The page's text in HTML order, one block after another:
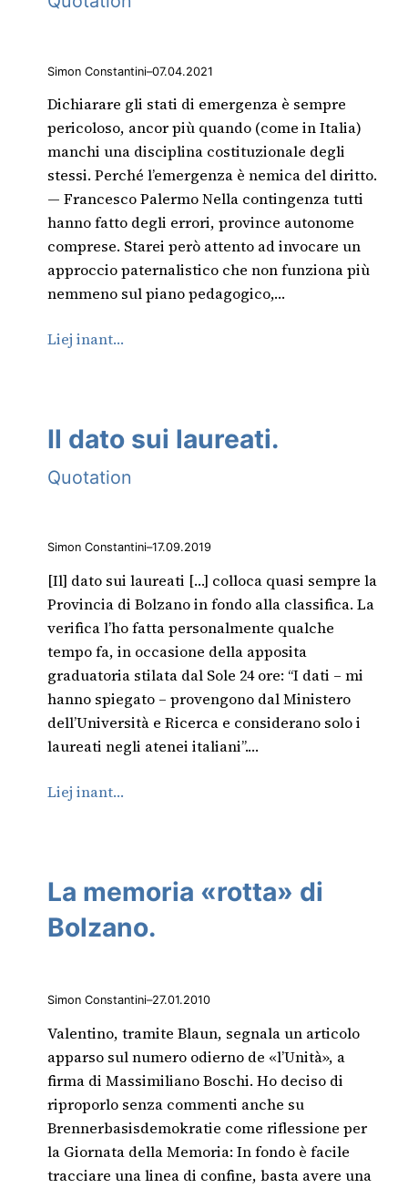
Simon Constantini–07.04.2021
Dichiarare gli stati di emergenza è sempre
pericoloso, ancor più quando (come in Italia)
manchi una disciplina costituzionale degli
stessi. Perché l’emergenza è nemica del diritto.
— Francesco Palermo Nella contingenza tutti
hanno fatto degli errori, province autonome
comprese. Starei però attento ad invocare un
approccio paternalistico che non funziona più
nemmeno sul piano pedagogico,…
Liej inant…
Il dato sui laureati.
Quotation
Simon Constantini–17.09.2019
[Il] dato sui laureati […] colloca quasi sempre la
Provincia di Bolzano in fondo alla classifica. La
verifica l’ho fatta personalmente qualche
tempo fa, in occasione della apposita
graduatoria stilata dal Sole 24 ore: “I dati – mi
hanno spiegato – provengono dal Ministero
dell’Università e Ricerca e considerano solo i
laureati negli atenei italiani”.…
Liej inant…
La memoria «rotta» di
Bolzano.
Simon Constantini–27.01.2010
Valentino, tramite Blaun, segnala un articolo
apparso sul numero odierno de «l’Unità», a
firma di Massimiliano Boschi. Ho deciso di
riproporlo senza commenti anche su
Brennerbasisdemokratie come riflessione per
la Giornata della Memoria: In fondo è facile
tracciare una linea di confine, basta avere una